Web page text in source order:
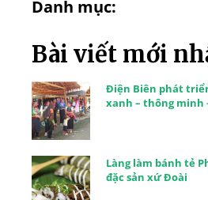
Danh mục:
Bài viết mới
Điện Biên phát
xanh – thông minh
Làng làm bánh tẻ
đặc sản xứ Đoài